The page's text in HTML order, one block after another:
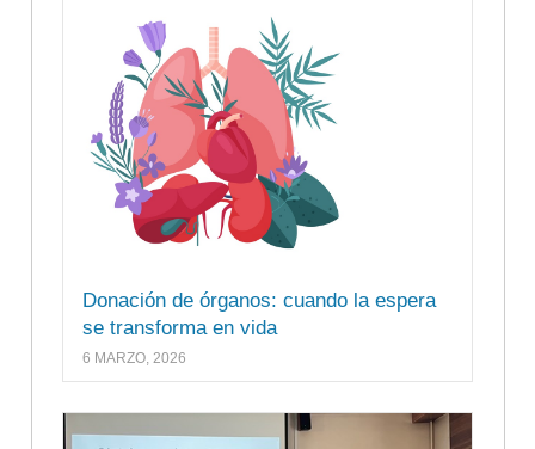
Donación de órganos: cuando la espera
se transforma en vida
6 MARZO, 2026